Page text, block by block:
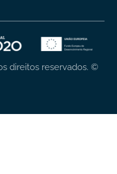
direitos reservados. ©